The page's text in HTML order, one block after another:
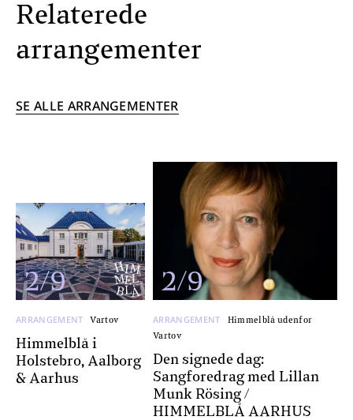
Relaterede
arrangementer
SE ALLE ARRANGEMENTER
2/9
ARRANGEMENT Vartov
Himmelblå i
Holstebro, Aalborg
& Aarhus
2/9
ARRANGEMENT
Himmelblå udenfor
Vartov
Den signede dag:
Sangforedrag med Lillan
Munk Rösing /
HIMMELBLÅ AARHUS